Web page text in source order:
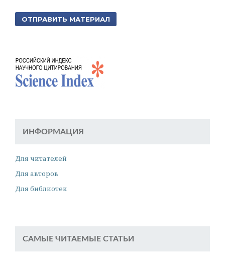
ОТПРАВИТЬ МАТЕРИАЛ
ИНФОРМАЦИЯ
Для читателей
Для авторов
Для библиотек
САМЫЕ ЧИТАЕМЫЕ СТАТЬИ